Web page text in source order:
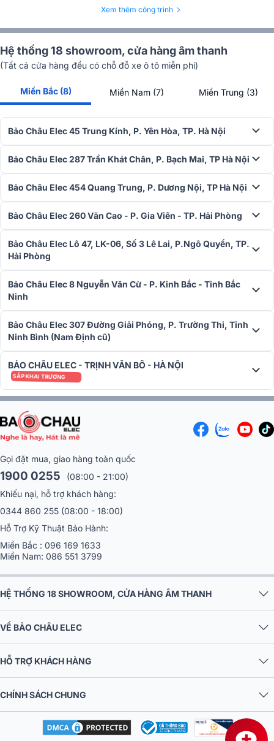
Loa được trang bị bộ điều khiển DSP 32bit và bộ chuyển đổi AD/DA
24 bit/96 KHz, công suất liên tục 900W và công suất cực đại lên tới
Tích hợp bộ khuếch đại class D hiệu suất cao sử dụng công nghệ
khấu, hội trường và sự kiện ngoài trời.
Xem thêm chi tiết:Loa sub điện dBTechnologies VIO S115
Bàn mixer Yamaha DM3 Standard
Bàn mixer YamahaDM3 Standard thiết kế với giao diện trực quan
và dễ dàng sử dụng, giúp người dùng điều chỉnh âm thanh một
cách nhanh chóng và hiệu quả.
Mixer được tích hợp cổng kết nối USB, giúp dễ dàng kết nối với các
thiết bị như iPad, máy tính, iPhone,... Sử dụng hiệu ứng REV HD và
REV R3 giúp tạo ra âm thanh với độ nhạy chuẩn xác và chất lượng
Tính năng QuickPro Presets và tính năng Scene Presets giúp người
năng DAW Remote cho phép ghi âm trực tiếp và biên tập âm thanh
tại nhà vô cùng linh hoạt và tiện lợi trong quá trình sản xuất âm
nhạc.
Xem thêm chi tiết:Bàn mixer Yamaha DM3 Standard
Bộ micro không dây SennheiserEW-D SKM-S BASE SET là một giải
pháp truyền kỹ thuật số hoàn hảo, hoạt động trong dải tần số UHF
Xem thêm công trình
Hệ thống 18 showroom, cửa hàng âm thanh
(Tất cả cửa hàng đều có chỗ đỗ xe ô tô miễn phí)
Miền Bắc (8) Miền Nam (7) Miền Trung (3)
Bảo Châu Elec 45 Trung Kính, P. Yên Hòa, TP. Hà Nội
Bảo Châu Elec 287 Trần Khát Chân, P. Bạch Mai, TP Hà Nội
Bảo Châu Elec 454 Quang Trung, P. Dương Nội, TP Hà Nội
Bảo Châu Elec 260 Văn Cao - P. Gia Viên - TP. Hải Phòng
Bảo Châu Elec Lô 47, LK-06, Số 3 Lê Lai, P.Ngô Quyền, TP.
Hải Phòng
Bảo Châu Elec 8 Nguyễn Văn Cừ - P. Kinh Bắc - Tỉnh Bắc
Ninh
Bảo Châu Elec 307 Đường Giải Phóng, P. Trường Thi, Tỉnh
Ninh Bình (Nam Định cũ)
BẢO CHÂU ELEC - TRỊNH VĂN BÔ - HÀ NỘI
SẮP KHAI TRƯƠNG
Gọi đặt mua, giao hàng toàn quốc
1900 0255
(08:00 - 21:00)
Khiếu nại, hỗ trợ khách hàng:
0344 860 255 (08:00 - 18:00)
Hỗ Trợ Kỹ Thuật Bảo Hành:
Miền Bắc : 096 169 1633
Miền Nam: 086 551 3799
HỆ THỐNG 18 SHOWROOM, CỬA HÀNG ÂM THANH
VỀ BẢO CHÂU ELEC
HỖ TRỢ KHÁCH HÀNG
CHÍNH SÁCH CHUNG